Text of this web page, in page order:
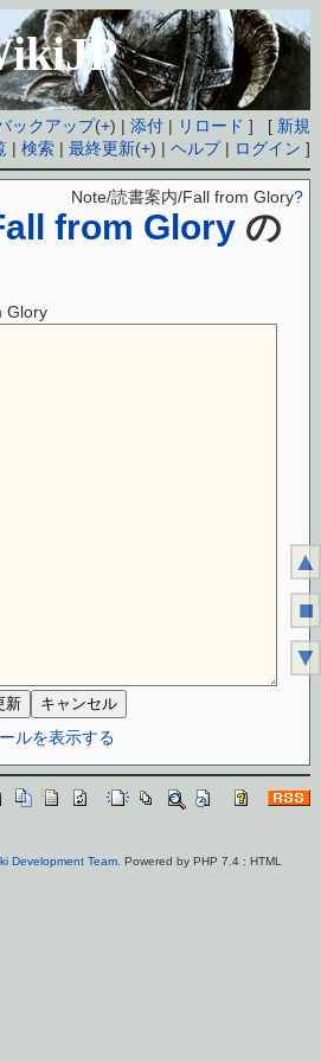
ックアップ(+) |添付 | リロード ] [ 新規
|検索 |最終更新(+) |ヘルプ| ログイン ]
from Glory の
Note/読書案内/Fall from Glory?
Glory
ルを表示する
Development Team. Powered by PHP 7.4 : HTML
▲
■
▼